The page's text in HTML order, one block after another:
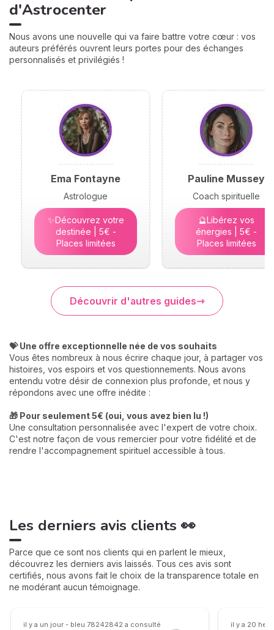
d'Astrocenter
Nous avons une nouvelle qui va faire battre votre cœur : vos
auteurs préférés ouvrent leurs portes pour des échanges
personnalisés et privilégiés !
Ema Fontayne
Astrologue
✨Découvrez votre
destinée | 5€ -
Places limitées
Pauline Mussey
Coach spirituelle
🔮Libérez vos
énergies | 5€ -
Places limitées
Découvrir d'autres guides
💝 Une offre exceptionnelle née de vos souhaits
Vous êtes nombreux à nous écrire chaque jour, à partager vos
histoires, vos espoirs et vos questionnements. Nous avons
entendu votre désir de connexion plus profonde, et nous y
répondons avec une offre inédite :
🎁 Pour seulement 5€ (oui, vous avez bien lu !)
Une consultation personnalisée avec l'expert de votre choix.
C'est notre façon de vous remercier pour votre fidélité et de
rendre l'accompagnement spirituel accessible à tous.
Les derniers avis clients 👀
Parce que ce sont nos clients qui en parlent le mieux,
découvrez les derniers avis laissés. Tous ces avis sont
certifiés, nous avons fait le choix de la transparence totale en
ne modérant aucun témoignage.
il y a un jour - bleu.78242842 a consulté il y a 20